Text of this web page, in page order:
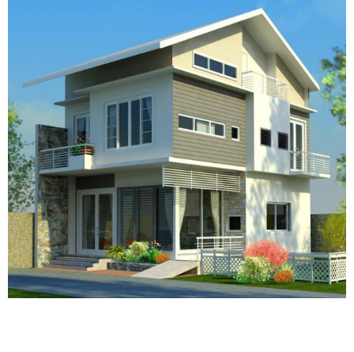
độ thâm sâu, am hiểu tỏ tường về cách bố trí không gian, phối
hợp hình khối và có con mắt thẩm mỹ, óc nghệ thuật sáng tạo.
Mẫu biệt thự cao cấp phải chuẩn mực trong thiết kế, hội tụ sự
tinh tế của biệt thự phong cách cổ điển.
Xu hướng thiết kế này được khá nhiều gia chủ chọn lựa để làm
đẹp cho không gian sống của mình. Bởi đây là loại hình kiến trúc
khá phổ biến và được ưa chuộng ở Việt Nam, để tôn lên phong
cách đẳng cấp hoàng gia của ngôi biệt thự cũng như thể hiện
quyền lực của gia chủ.
Mặt khác,thiết kế nội thất biệt thựtheo phong cách cổ điển
không chỉ là sự xa hoa, lộng lẫy về nội thất với những đường nét
uốn lượn, mà còn phải có được sự kết hợp hài hòa giữa tính hình